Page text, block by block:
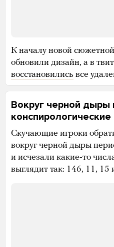
К началу новой
обновили дизайн, а в
восстановились все
Вокруг черной дыры
конспирологические
Скучающие игроки
вокруг черной дыры
и исчезали какие-то
выглядит так: 146, 11, 15